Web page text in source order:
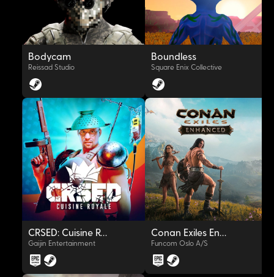
OYNAT
Bodycam
Reissad Studio
OYNAT
Boundless
Square Enix Collective
CRSED: Cuisine Royale
Gaijin Entertainment
Conan Exiles Enhanced
Funcom Oslo A/S